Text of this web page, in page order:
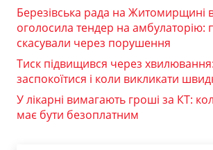
Березівська рада на Житомирщині
оголосила тендер на амбулаторію:
скасували через порушення
Тиск підвищився через
заспокоїтися і коли викликати
У лікарні вимагають гроші за КТ:
має бути безоплатним